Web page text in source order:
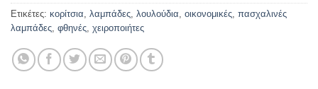
Ετικέτες: κορίτσια, λαμπάδες, λουλούδια, οικονομικές, πασχαλινές
λαμπάδες, φθηνές, χειροποιήτες